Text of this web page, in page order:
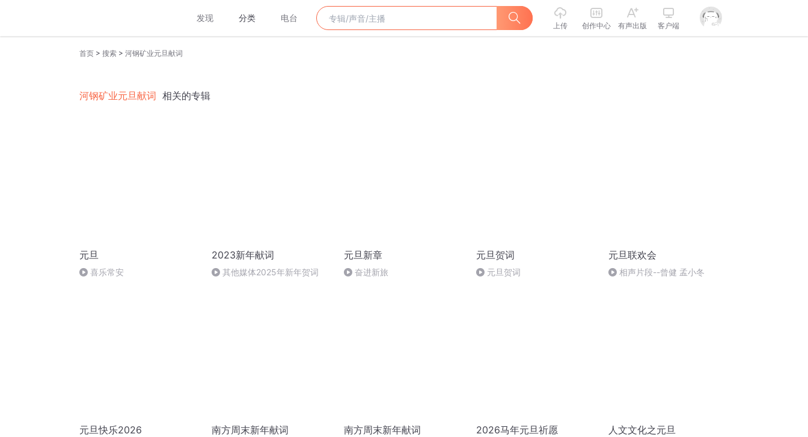
发现 分类 电台
上传 创作中心 有声出版 客户端
首页 > 搜索 > 河钢矿业元旦献词
河钢矿业元旦献词 相关的专辑
元旦
喜乐常安
2023新年献词
其他媒体2025年新年贺词
元旦新章
奋进新旅
元旦贺词
元旦贺词
元旦联欢会
相声片段--曾健 孟小冬
元旦快乐2026 南方周末新年献词 南方周末新年献词 2026马年元旦祈愿 人文文化之元旦